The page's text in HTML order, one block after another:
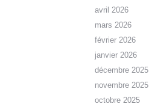
avril 2026
mars 2026
février 2026
janvier 2026
décembre 2025
novembre 2025
octobre 2025